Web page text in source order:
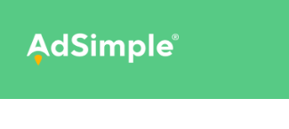
content